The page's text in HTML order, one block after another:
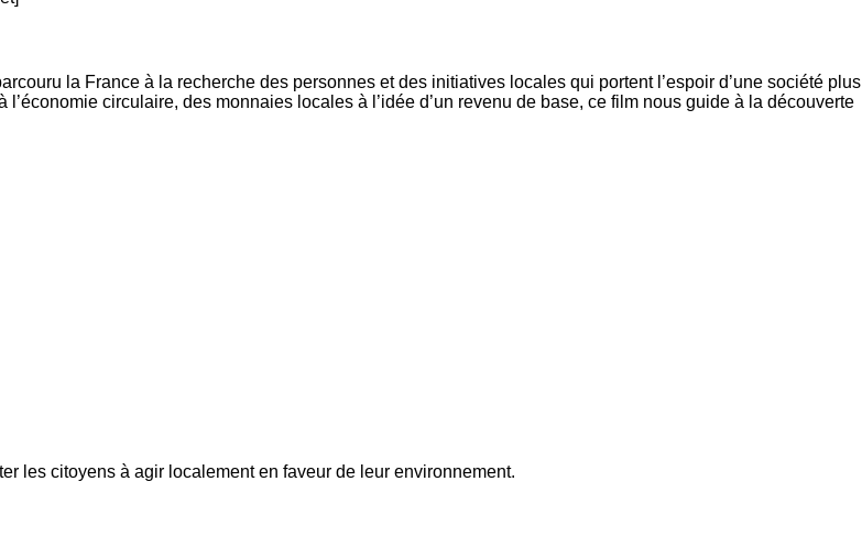
la France à la recherche des personnes et des initiatives locales qui portent l’espoir d’une société plus
circulaire, des monnaies locales à l’idée d’un revenu de base, ce film nous guide à la découverte
les citoyens à agir localement en faveur de leur environnement.